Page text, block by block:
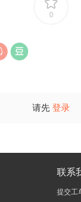
0
请先 登录
联系
提交工